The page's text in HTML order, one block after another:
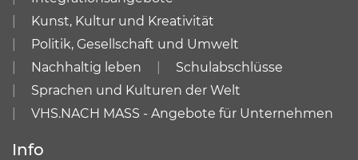
Kunst, Kultur und Kreativität
Politik, Gesellschaft und Umwelt
Nachhaltig leben
Schulabschlüsse
Sprachen und Kulturen der Welt
VHS.NACH MASS - Angebote für Unternehmen
Info